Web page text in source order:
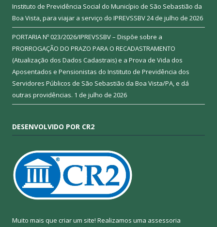
Instituto de Previdência Social do Município de São Sebastião da
Boa Vista, para viajar a serviço do IPREVSSBV24 de julho de 2026
PORTARIA Nº 023/2026/IPREVSSBV – Dispõe sobre a
PRORROGAÇÃO DO PRAZO PARA O RECADASTRAMENTO
(Atualização dos Dados Cadastrais) e a Prova de Vida dos
Aposentados e Pensionistas do Instituto de Previdência dos
Servidores Públicos de São Sebastião da Boa Vista/PA, e dá
outras providências. 1 de julho de 2026
DESENVOLVIDO POR CR2
Muito mais que criar um site! Realizamos uma assessoria